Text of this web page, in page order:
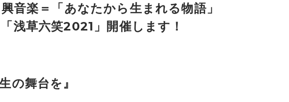
音楽＝「あなたから生まれる物語」
浅草六笑2021」開催します！
の舞台を』